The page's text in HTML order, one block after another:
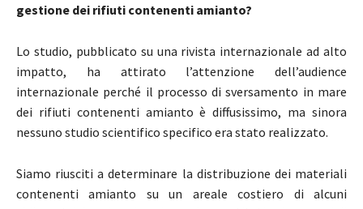
gestione dei rifiuti contenenti amianto?
Lo studio, pubblicato su una rivista internazionale ad alto
impatto, ha attirato l’attenzione dell’audience
internazionale perché il processo di sversamento in mare
dei rifiuti contenenti amianto è diffusissimo, ma sinora
nessuno studio scientifico specifico era stato realizzato.
Siamo riusciti a determinare la distribuzione dei materiali
contenenti amianto su un areale costiero di alcuni